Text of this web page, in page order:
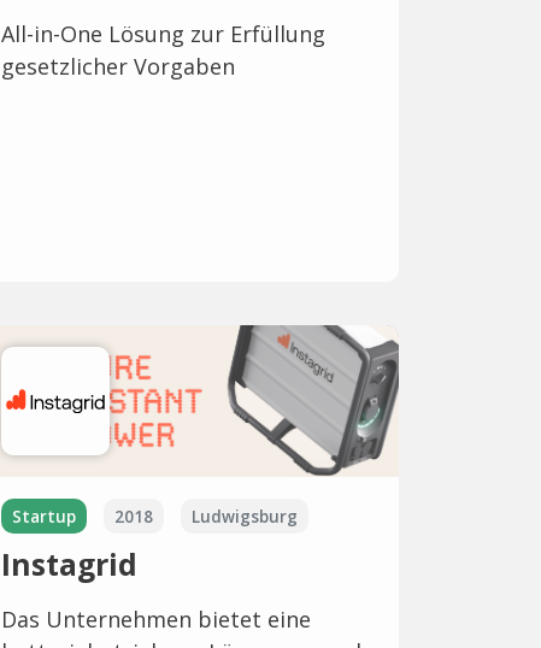
All-in-One Lösung zur Erfüllung
gesetzlicher Vorgaben
Startup 2018 Ludwigsburg
Instagrid
Das Unternehmen bietet eine